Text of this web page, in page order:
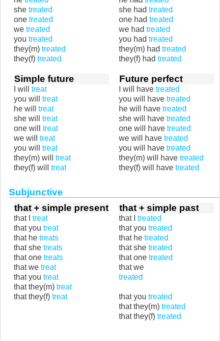
she treated
one treated
we treated
you treated
they(m) treated
they(f) treated
she had treated
one had treated
we had treated
you had treated
they(m) had treated
they(f) had treated
Simple future
I will treat
you will treat
he will treat
she will treat
one will treat
we will treat
you will treat
they(m) will treat
they(f) will treat
Future perfect
I will have treated
you will have treated
he will have treated
she will have treated
one will have treated
we will have treated
you will have treated
they(m) will have treated
they(f) will have treated
Subjunctive
that + simple present
that I treat
that you treat
that he treats
that she treats
that one treats
that we treat
that you treat
that they(m) treat
that they(f) treat
that + simple past
that I treated
that you treated
that he treated
that she treated
that one treated
that we
treated
that you treated
that they(m) treated
that they(f) treated